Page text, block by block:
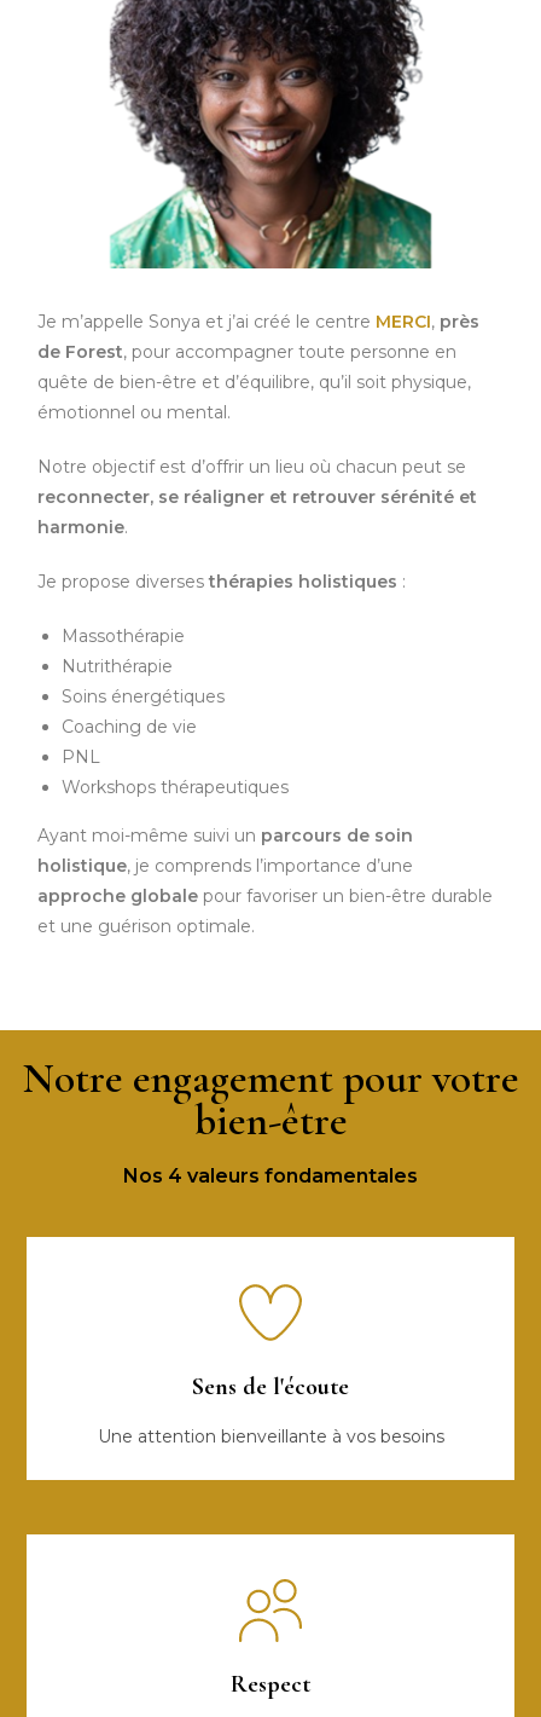
Je m’appelle Sonya et j’ai créé le centre MERCI, près
de Forest, pour accompagner toute personne en
quête de bien-être et d’équilibre, qu’il soit physique,
émotionnel ou mental.
Notre objectif est d’offrir un lieu où chacun peut se
reconnecter, se réaligner et retrouver sérénité et
harmonie.
Je propose diversesthérapies holistiques :
Massothérapie
Nutrithérapie
Soins énergétiques
Coaching de vie
PNL
Workshops thérapeutiques
Ayant moi-même suivi un parcours de soin
holistique, je comprends l’importance d’une
approche globale pour favoriser un bien-être durable
et une guérison optimale.
Notre engagement pour votre
bien-être
Nos 4 valeurs fondamentales
Sens de l'écoute
Une attention bienveillante à vos besoins
Respect